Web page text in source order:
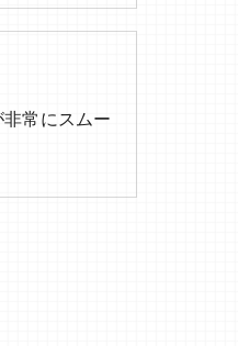
常にスムー